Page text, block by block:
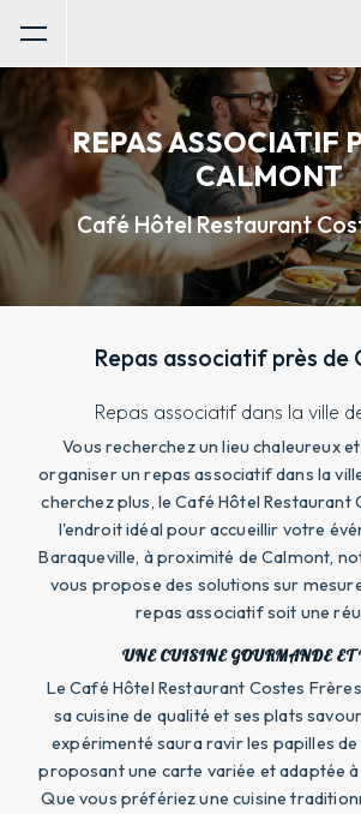
REPAS ASSOCIATIF
CALMONT
Café Hôtel Restaurant
Repas associatif près de
Repas associatif dans la ville
Vous recherchez un lieu chaleureux
organiser un repas associatif dans la
cherchez plus, le Café Hôtel Restaurant
l'endroit idéal pour accueillir votre
Baraqueville, à proximité de Calmont,
vous propose des solutions sur
repas associatif soit une
UNE CUISINE GOURMANDE ET
Le Café Hôtel Restaurant Costes
sa cuisine de qualité et ses plats
expérimenté saura ravir les papilles de
proposant une carte variée et adaptée à
Que vous préfériez une cuisine